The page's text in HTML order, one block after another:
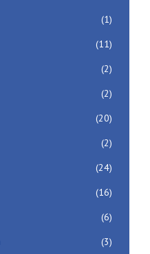
(1)
(11)
(2)
(2)
(20)
(2)
(24)
(16)
(6)
(3)